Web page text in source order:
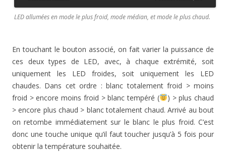
LED allumées en mode le plus froid, mode médian, et mode le plus chaud.
En touchant le bouton associé, on fait varier la puissance de
ces deux types de LED, avec, à chaque extrémité, soit
uniquement les LED froides, soit uniquement les LED
chaudes. Dans cet ordre : blanc totalement froid > moins
froid > encore moins froid > blanc tempéré (
) > plus chaud
> encore plus chaud > blanc totalement chaud. Arrivé au bout
on retombe immédiatement sur le blanc le plus froid. C’est
donc une touche unique qu’il faut toucher jusqu’à 5 fois pour
obtenir la température souhaitée.